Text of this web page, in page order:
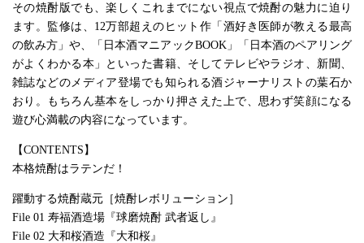
その焼酎版でも、楽しくこれまでにない視点で焼酎の魅力に迫り
ます。監修は、12万部超えのヒット作「酒好き医師が教える最高
の飲み方」や、「日本酒マニアックBOOK」「日本酒のペアリング
がよくわかる本」といった書籍、そしてテレビやラジオ、新聞、
雑誌などのメディア登場でも知られる酒ジャーナリストの葉石か
おり。もちろん基本をしっかり押さえた上で、思わず笑顔になる
遊び心満載の内容になっています。
【CONTENTS】
本格焼酎はラテンだ！
躍動する焼酎蔵元［焼酎レボリューション］
File 01 寿福酒造場『球磨焼酎 武者返し』
File 02 大和桜酒造『大和桜』